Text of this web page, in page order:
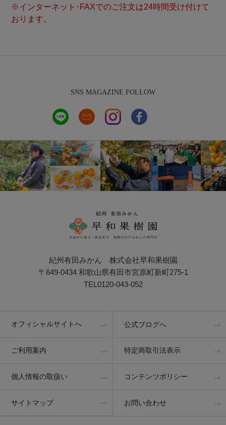
※インターネット･FAXでのご注文は24時間受け付けて
おります。
SNS MAGAZINE FOLLOW
紀州有田みかん 株式会社早和果樹園
〒649-0434 和歌山県有田市宮原町新町275-1
TEL0120-043-052
オフィシャルサイトへ 公式ブログへ
ご利用案内 特定商取引法表示
個人情報の取扱い コンテンツポリシー
サイトマップ お問い合わせ